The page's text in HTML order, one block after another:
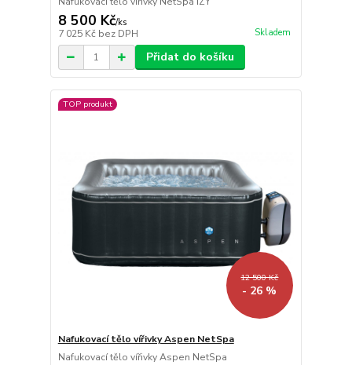
8 500 Kč/ks
7 025 Kč bez DPH Skladem
Přidat do košíku
TOP produkt
12 500 Kč
- 26 %
Nafukovací tělo vířivky Aspen NetSpa
Nafukovací tělo vířivky Aspen NetSpa